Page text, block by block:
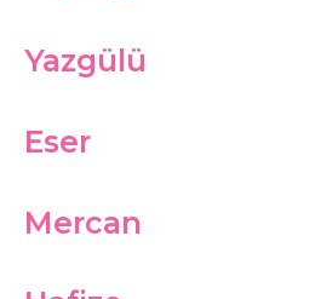
Yazgülü
Eser
Mercan